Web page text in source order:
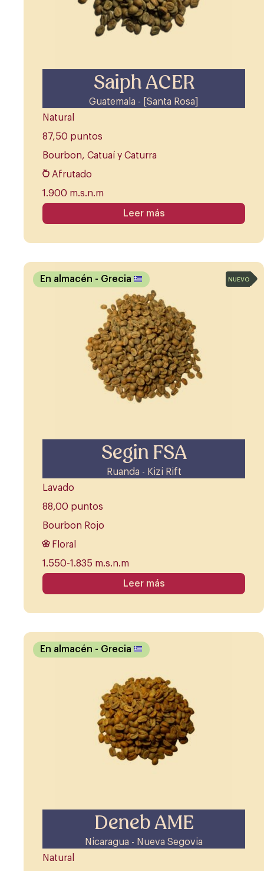
Saiph ACER
Guatemala - [Santa Rosa]
Natural
87,50 puntos
Bourbon, Catuaí y Caturra
Afrutado
1.900 m.s.n.m
Leer más
Segin FSA
Ruanda - Kizi Rift
En almacén - Grecia
Lavado
88,00 puntos
Bourbon Rojo
Floral
1.550-1.835 m.s.n.m
NUEVO
Leer más
Deneb AME
Nicaragua - Nueva Segovia
En almacén - Grecia
Natural